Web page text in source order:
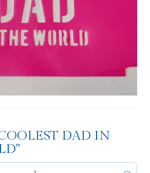
DAD IN